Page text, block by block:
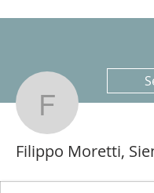
Filippo
Filippo Moretti,